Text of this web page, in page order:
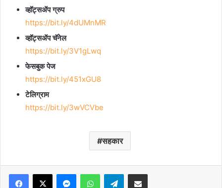
व्हॉट्सॲप ग्रुप
https://bit.ly/4dUMnMR
व्हॉट्सॲप चॅनेल
https://bit.ly/3V1gLwq
फेसबुक पेज
https://bit.ly/451xGU8
टेलिग्राम
https://bit.ly/3wVCVbe
सहकार
Facebook
X MessengerWhatsAppTelegramShare via Email